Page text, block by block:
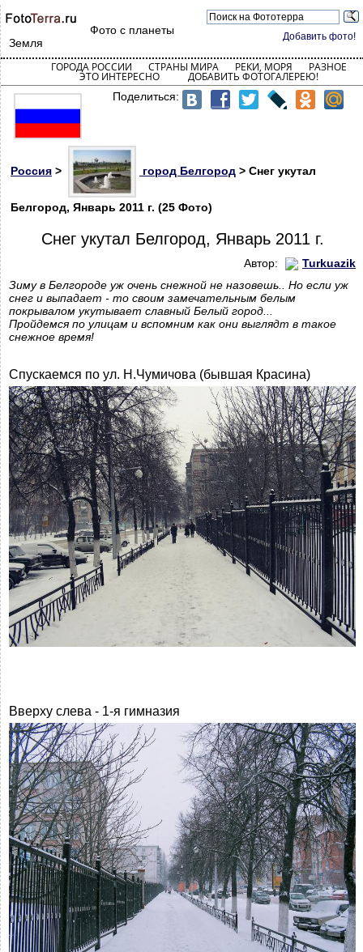
Добавить фото!
Фото с планеты
Земля
ГОРОДА РОССИИ СТРАНЫ МИРА РЕКИ, МОРЯ РАЗНОЕ
ЭТО ИНТЕРЕСНО ДОБАВИТЬ ФОТОГАЛЕРЕЮ!
Поделиться:
Россия > город Белгород > Снег укутал
Белгород, Январь 2011 г. (25 Фото)
Снег укутал Белгород, Январь 2011 г.
Автор:
Turkuazik
Зиму в Белгороде уж очень снежной не назовешь.. Но если уж
снег и выпадает - то своим замечательным белым
покрывалом укутывает славный Белый город...
Пройдемся по улицам и вспомним как они выглядт в такое
снежное время!
Спускаемся по ул. Н.Чумичова (бывшая Красина)
Вверху слева - 1-я гимназия